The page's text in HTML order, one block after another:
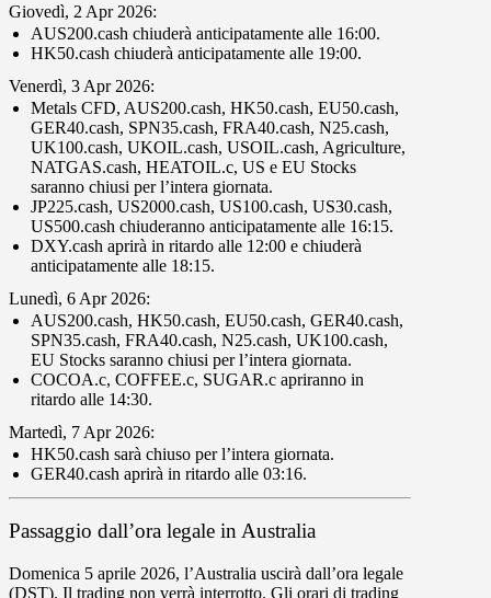
Giovedì, 2 Apr 2026:
AUS200.cash chiuderà anticipatamente alle 16:00.
HK50.cash chiuderà anticipatamente alle 19:00.
Venerdì, 3 Apr 2026:
Metals CFD, AUS200.cash, HK50.cash, EU50.cash,
GER40.cash, SPN35.cash, FRA40.cash, N25.cash,
UK100.cash, UKOIL.cash, USOIL.cash, Agriculture,
NATGAS.cash, HEATOIL.c, US e EU Stocks
saranno chiusi per l’intera giornata.
JP225.cash, US2000.cash, US100.cash, US30.cash,
US500.cash chiuderanno anticipatamente alle 16:15.
DXY.cash aprirà in ritardo alle 12:00 e chiuderà
anticipatamente alle 18:15.
Lunedì, 6 Apr 2026:
AUS200.cash, HK50.cash, EU50.cash, GER40.cash,
SPN35.cash, FRA40.cash, N25.cash, UK100.cash,
EU Stocks saranno chiusi per l’intera giornata.
COCOA.c, COFFEE.c, SUGAR.c apriranno in
ritardo alle 14:30.
Martedì, 7 Apr 2026:
HK50.cash sarà chiuso per l’intera giornata.
GER40.cash aprirà in ritardo alle 03:16.
Passaggio dall’ora legale in Australia
Domenica 5 aprile 2026, l’Australia uscirà dall’ora legale
(DST). Il trading non verrà interrotto. Gli orari di trading